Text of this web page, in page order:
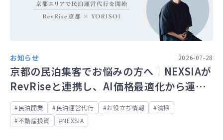
お知らせ 2026-07-28
京都の民泊集客でお悩みの方へ｜NEXSIAが
RevRiseと連携し、AI価格最適化から運
営・清掃までワンストップ対応を開始
民泊開業 民泊運営代行 お役立ち情報
清掃
不動産投資
NEXSIA